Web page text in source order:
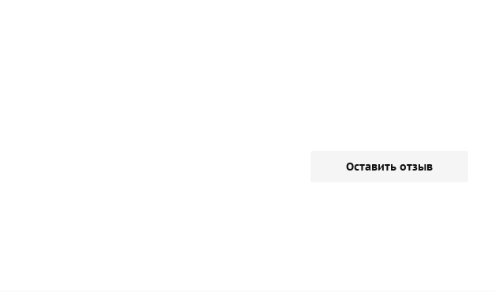
Оставить отзыв